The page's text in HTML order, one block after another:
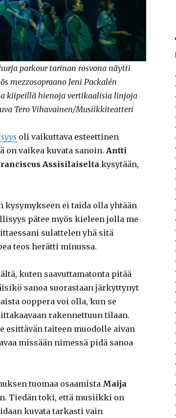
parkour tarinan rosvona näytti
mezzosopraano Jeni Packalén
kiipeillä hienoja vertikaalisia linjoja
Tero Vihavainen/Musiikkiteatteri
oli vaikuttava esteettinen
on vaikea kuvata sanoin. Antti
Assisilaiselta kysytään,
kysymykseen ei taida olla yhtään
pätee myös kieleen jolla me
sulattelen yhä sitä
teos herätti minussa.
kuten saavuttamatonta pitää
sanoa suorastaan järkyttynyt
ooppera voi olla, kun se
rakennettuun tilaan.
taiteen muodolle aivan
missään nimessä pidä sanoa
tuomaa osaamista Maija
Tiedän toki, että musiikki on
kuvata tarkasti vain